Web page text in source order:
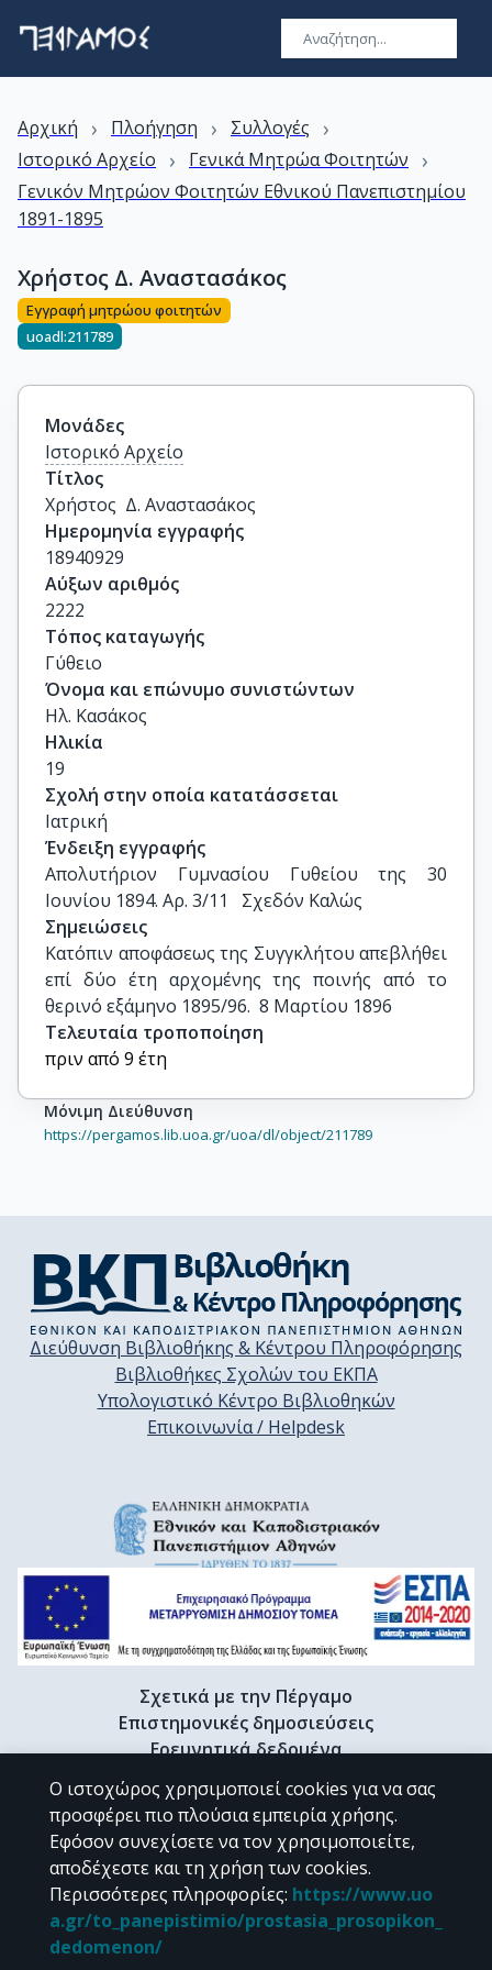
Αρχική › Πλοήγηση › Συλλογές ›
Ιστορικό Αρχείο › Γενικά Μητρώα Φοιτητών ›
Γενικόν Μητρώον Φοιτητών Εθνικού Πανεπιστημίου
1891-1895
Χρήστος Δ. Αναστασάκος
Εγγραφή μητρώου φοιτητών
uoadl:211789
Μονάδες
Ιστορικό Αρχείο
Τίτλος
Χρήστος  Δ. Αναστασάκος
Ημερομηνία εγγραφής
18940929
Αύξων αριθμός
2222
Τόπος καταγωγής
Γύθειο
Όνομα και επώνυμο συνιστώντων
Ηλ. Κασάκος
Ηλικία
19
Σχολή στην οποία κατατάσσεται
Ιατρική
Ένδειξη εγγραφής
Απολυτήριον Γυμνασίου Γυθείου της 30
Ιουνίου 1894. Αρ. 3/11   Σχεδόν Καλώς
Σημειώσεις
Κατόπιν αποφάσεως της Συγγκλήτου απεβλήθει
επί δύο έτη αρχομένης της ποινής από το
θερινό εξάμηνο 1895/96.  8 Μαρτίου 1896
Τελευταία τροποποίηση
πριν από 9 έτη
Μόνιμη Διεύθυνση
https://pergamos.lib.uoa.gr/uoa/dl/object/211789
Διεύθυνση Βιβλιοθήκης & Κέντρου Πληροφόρησης
Βιβλιοθήκες Σχολών του ΕΚΠΑ
Υπολογιστικό Κέντρο Βιβλιοθηκών
Επικοινωνία / Helpdesk
Σχετικά με την Πέργαμο
Επιστημονικές δημοσιεύσεις
Ερευνητικά δεδομένα
Διδακτορικές διατριβές & Γκρίζα βιβλιογραφία
Προφίλ Ερευνητή
CC BY-NC 4.0
Εκτός αν αναφέρεται διαφορετικά, το υλικό της "Περγάμου" διατίθεται
Ο ιστοχώρος χρησιμοποιεί cookies για να σας
προσφέρει πιο πλούσια εμπειρία χρήσης.
Εφόσον συνεχίσετε να τον χρησιμοποιείτε,
αποδέχεστε και τη χρήση των cookies.
Περισσότερες πληροφορίες: https://www.uo
a.gr/to_panepistimio/prostasia_prosopikon_
dedomenon/